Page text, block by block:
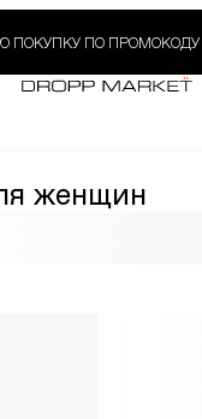
ПОКУПКУ ПО ПРОМОКОДУ
женщин